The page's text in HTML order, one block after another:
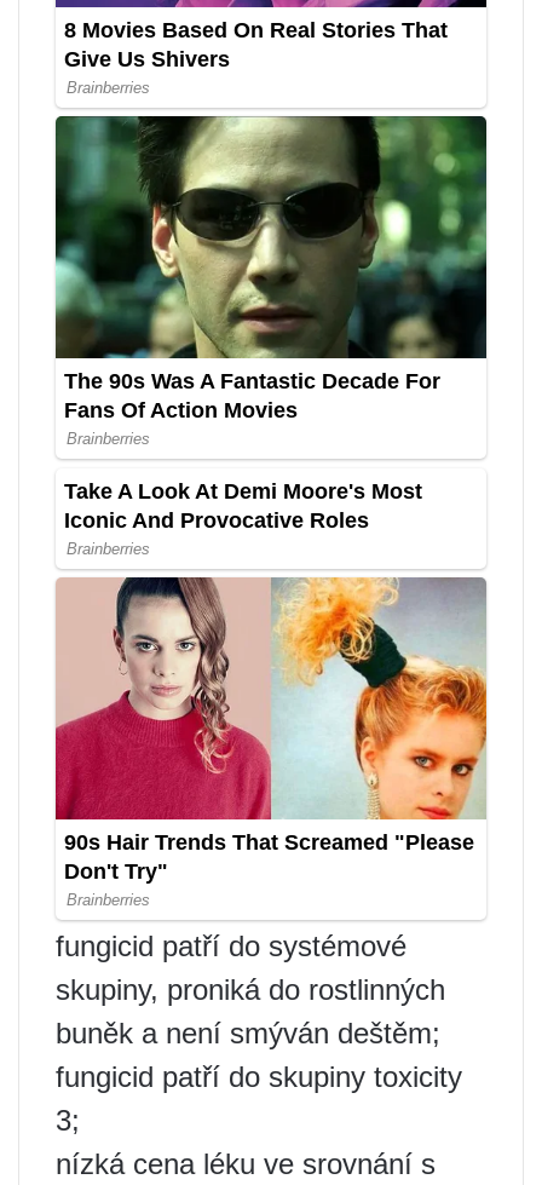
fungicid patří do systémové
skupiny, proniká do rostlinných
buněk a není smýván deštěm;
fungicid patří do skupiny toxicity
3;
nízká cena léku ve srovnání s